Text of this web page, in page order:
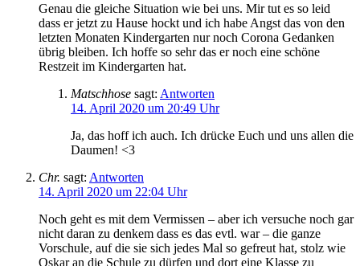
Genau die gleiche Situation wie bei uns. Mir tut es so leid
dass er jetzt zu Hause hockt und ich habe Angst das von den
letzten Monaten Kindergarten nur noch Corona Gedanken
übrig bleiben. Ich hoffe so sehr das er noch eine schöne
Restzeit im Kindergarten hat.
Matschhose sagt: Antworten
14. April 2020 um 20:49 Uhr
Ja, das hoff ich auch. Ich drücke Euch und uns allen die
Daumen! <3
Chr. sagt: Antworten
14. April 2020 um 22:04 Uhr
Noch geht es mit dem Vermissen – aber ich versuche noch gar
nicht daran zu denkem dass es das evtl. war – die ganze
Vorschule, auf die sie sich jedes Mal so gefreut hat, stolz wie
Oskar an die Schule zu dürfen und dort eine Klasse zu